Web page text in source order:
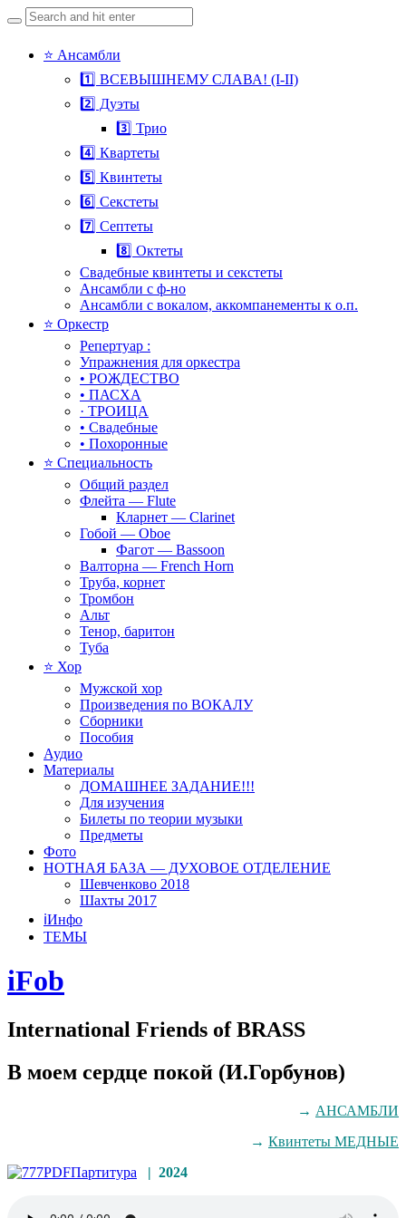
Search
for:
Skip
⭐ Ансамбли
1️⃣ ВСЕВЫШНЕМУ СЛАВА! (I-II)
2️⃣ Дуэты
3️⃣ Трио
4️⃣ Квартеты
5️⃣ Квинтеты
6️⃣ Секстеты
7️⃣ Септеты
8️⃣ Октеты
Свадебные квинтеты и секстеты
Ансамбли с ф-но
Ансамбли с вокалом, аккомпанементы к о.п.
⭐ Оркестр
Репертуар :
Упражнения для оркестра
• РОЖДЕСТВО
• ПАСХА
· ТРОИЦА
• Свадебные
• Похоронные
⭐ Специальность
Общий раздел
Флейта — Flute
Кларнет — Clarinet
Гобой — Oboe
Фагот — Bassoon
Валторна — French Horn
Труба, корнет
Тромбон
Альт
Тенор, баритон
Туба
⭐ Хор
Мужской хор
Произведения по ВОКАЛУ
Сборники
Пособия
Аудио
Материалы
ДОМАШНЕЕ ЗАДАНИЕ!!!
Для изучения
Билеты по теории музыки
Предметы
Фото
НОТНАЯ БАЗА — ДУХОВОЕ ОТДЕЛЕНИЕ
Шевченково 2018
Шахты 2017
ℹ️Инфо
ТЕМЫ
iFob
International Friends of BRASS
В моем сердце покой (И.Горбунов)
→ АНСАМБЛИ
→ Квинтеты МЕДНЫЕ
Партитура
| 2024